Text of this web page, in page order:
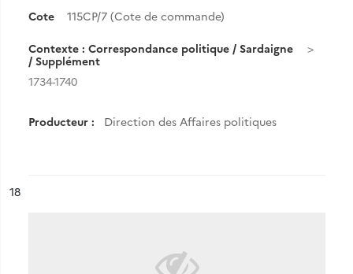
Cote 115CP/7 (Cote de commande)
Contexte : Correspondance politique / Sardaigne
/ Supplément
1734-1740
Producteur : Direction des Affaires politiques
n°
18